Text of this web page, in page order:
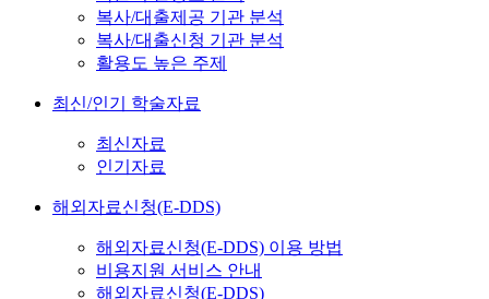
복사/대출제공 기관 분석
복사/대출신청 기관 분석
활용도 높은 주제
최신/인기 학술자료
최신자료
인기자료
해외자료신청(E-DDS)
해외자료신청(E-DDS) 이용 방법
비용지원 서비스 안내
해외자료신청(E-DDS)